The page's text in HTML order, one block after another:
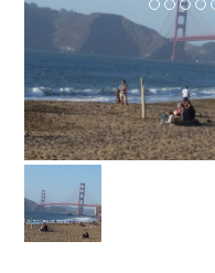
Share This
Twittear Compartir
Correo electrónico